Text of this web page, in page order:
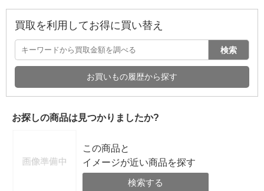
買取を利用してお得に買い替え
検索
お買いもの履歴から探す
お探しの商品は見つかりましたか?
この商品と
イメージが近い商品を探す
検索する